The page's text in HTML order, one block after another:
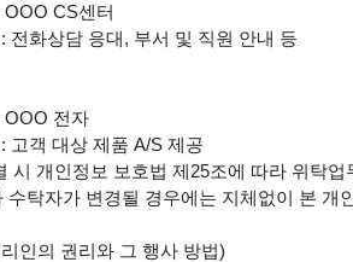
CS센터
전화상담 응대, 부서 및 직원 안내 등
OOO 전자
고객 대상 제품 A/S 제공
개인정보 보호법 제25조에 따라 위탁
탁자가 변경될 경우에는 지체없이 본 개
인의 권리와 그 행사 방법)